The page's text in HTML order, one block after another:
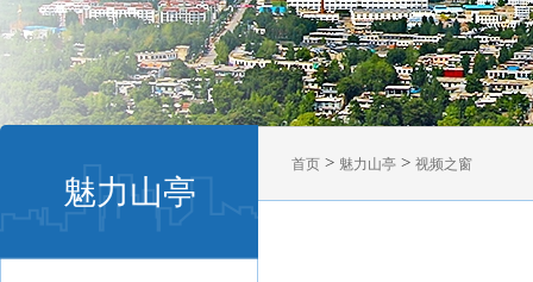
魅力山亭
首页 > 魅力山亭 > 视频之窗